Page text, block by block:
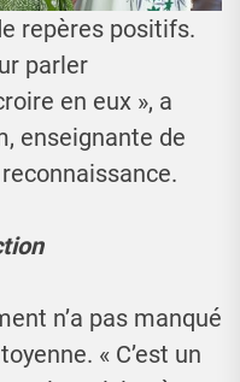
repères positifs.
parler
en eux », a
enseignante de
n’a pas manqué
« C’est un